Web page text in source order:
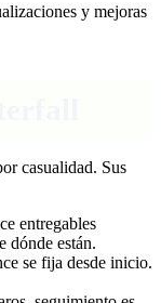
y mejoras
casualidad. Sus
entregables
dónde están.
se fija desde inicio.